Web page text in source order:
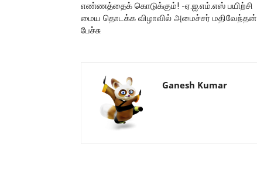
எண்ணத்தைக் கொடுக்கும்! -ஏ.ஐ.எம்.எஸ் பயிற்சி
மைய தொடக்க விழாவில் அமைச்சர் மதிவேந்தன்
பேச்சு
Ganesh Kumar